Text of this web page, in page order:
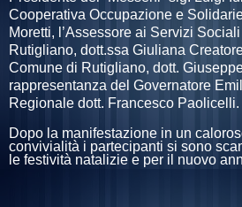
Cooperativa Occupazione e
Moretti, l’Assessore ai Servizi
Rutigliano, dott.ssa Giuliana
Comune di Rutigliano, dott.
rappresentanza del Governatore
Regionale dott. Francesco Paolicelli.
Dopo la manifestazione in un
convivialità i partecipanti si sono
le festività natalizie e per il nuovo